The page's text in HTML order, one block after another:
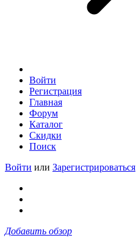
Войти
Регистрация
Главная
Форум
Каталог
Скидки
Поиск
Войти или Зарегистрироваться
Добавить обзор